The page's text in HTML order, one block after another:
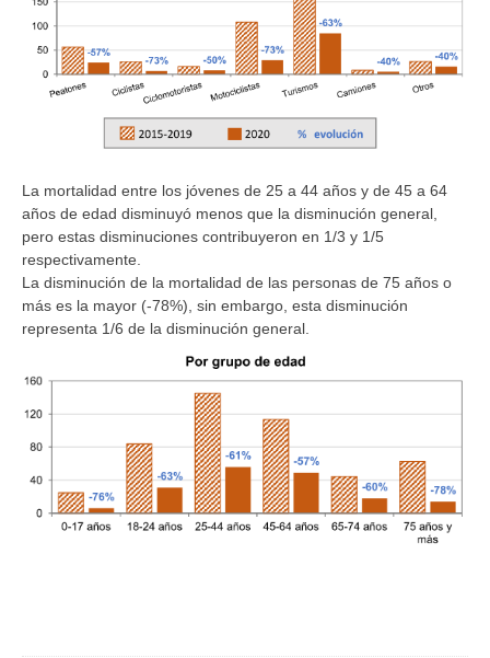
La mortalidad entre los jóvenes de 25 a 44 años y de 45 a 64
años de edad disminuyó menos que la disminución general,
pero estas disminuciones contribuyeron en 1/3 y 1/5
respectivamente.
La disminución de la mortalidad de las personas de 75 años o
más es la mayor (-78%), sin embargo, esta disminución
representa 1/6 de la disminución general.